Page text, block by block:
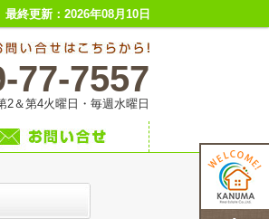
最終更新：2026年08月10日
77-7557
2＆第4火曜日・毎週水曜日